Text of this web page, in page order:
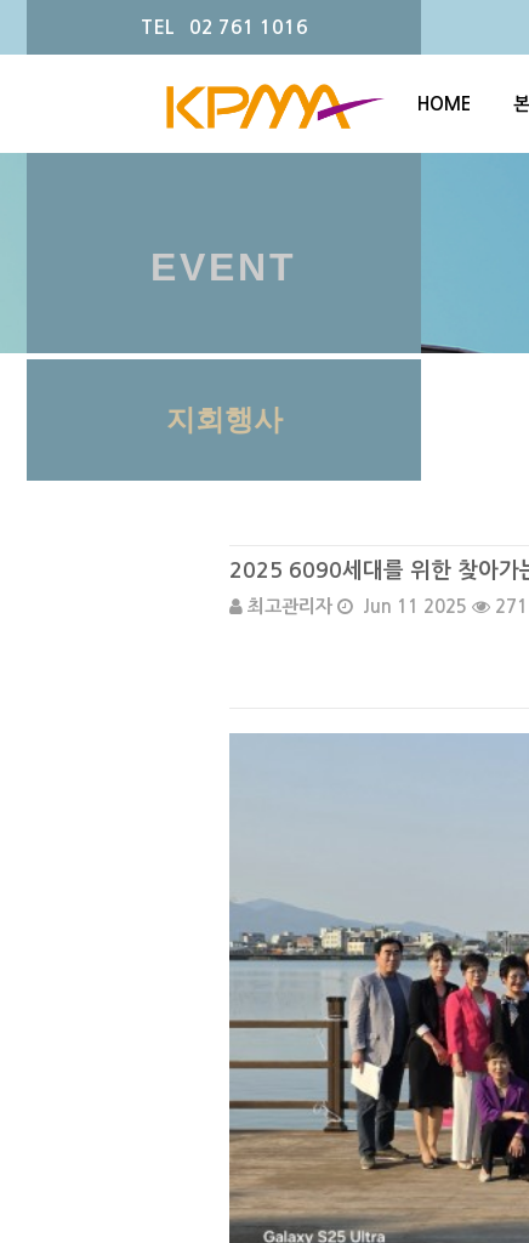
TEL 02 761 1016
HOME
EVENT
지회행사
2025 6090세대를 위한 찾아가
최고관리자 Jun 11 2025 271